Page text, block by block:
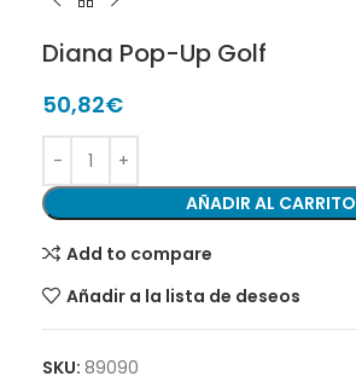
Diana Pop-Up Golf
50,82€
AÑADIR AL CARRITO
Add to compare
Añadir a la lista de deseos
SKU: 89090